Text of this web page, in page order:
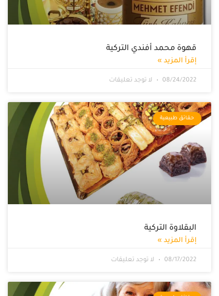
قهوة محمد أفندي التركية
إقرأ المزيد »
08/24/2022 لا توجد تعليقات
حقائق طبيعية
البقلاوة التركية
إقرأ المزيد »
08/17/2022 لا توجد تعليقات